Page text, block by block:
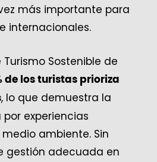
más importante para
internacionales.
Sostenible de
de los turistas prioriza
, lo que demuestra la
experiencias
ambiente. Sin
gestión adecuada en